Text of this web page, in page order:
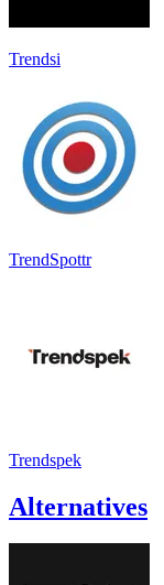
Trendsi
TrendSpottr
Trendspek
Alternatives